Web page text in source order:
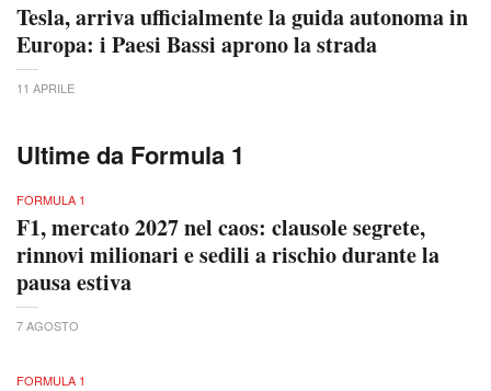
Tesla, arriva ufficialmente la guida autonoma in
Europa: i Paesi Bassi aprono la strada
11 APRILE
Ultime da Formula 1
FORMULA 1
F1, mercato 2027 nel caos: clausole segrete,
rinnovi milionari e sedili a rischio durante la
pausa estiva
7 AGOSTO
FORMULA 1